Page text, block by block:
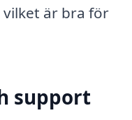
är bra för
support